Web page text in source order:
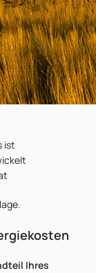
ist
Ihres